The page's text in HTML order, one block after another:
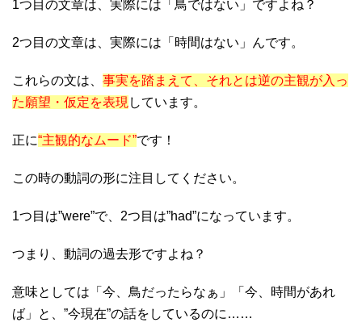
1つ目の文章は、実際には「鳥ではない」ですよね？
2つ目の文章は、実際には「時間はない」んです。
これらの文は、 事実を踏まえて、それとは逆の主観が入っ
た願望・仮定を表現 しています。
正に“主観的なムード”です！
この時の動詞の形に注目してください。
1つ目は”were”で、2つ目は”had”になっています。
つまり、動詞の過去形ですよね？
意味としては「今、鳥だったらなぁ」「今、時間があれ
ば」と、”今現在”の話をしているのに……